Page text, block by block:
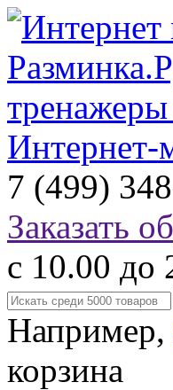
Интернет-
7 (499)
Заказать
с 10.00 до
Например,
корзина